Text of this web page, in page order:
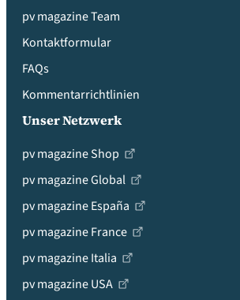
pv magazine Team
Kontaktformular
FAQs
Kommentarrichtlinien
Unser Netzwerk
pv magazine Shop
pv magazine Global
pv magazine España
pv magazine France
pv magazine Italia
pv magazine USA